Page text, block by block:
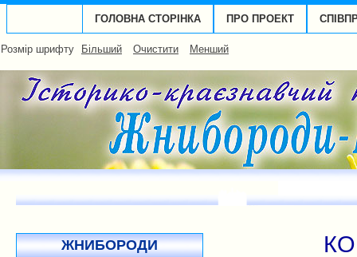
ГОЛОВНА СТОРІНКА ПРО ПРОЕКТ
Розмір шрифту Більший Очистити Менший
ЖНИБОРОДИ